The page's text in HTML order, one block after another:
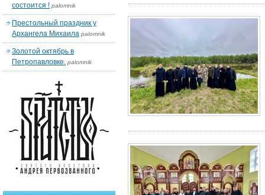
состоится ! palomnik
Престольный праздник у
Архангела Михаила palomnik
Золотой октябрь в
Петропавловке. palomnik